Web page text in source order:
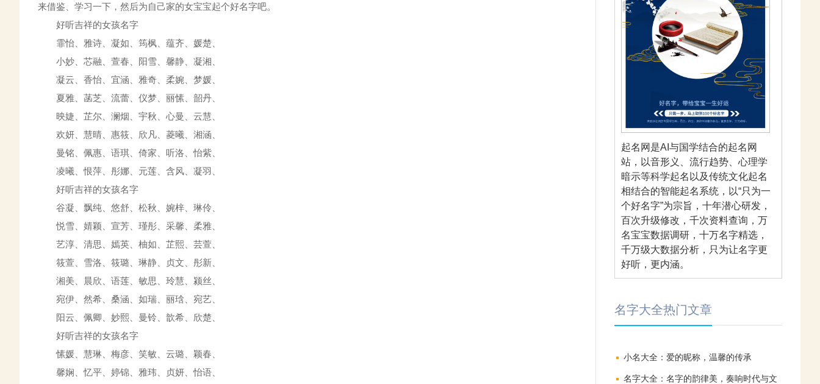
来借鉴、学习一下，然后为自己家的女宝宝起个好名字吧。
好听吉祥的女孩名字
霏怡、雅诗、凝如、筠枫、蕴齐、媛楚、
小妙、芯融、萱春、阳雪、馨静、凝湘、
凝云、香怡、宜涵、雅奇、柔婉、梦媛、
夏雅、菡芝、流蕾、仪梦、丽愫、韶丹、
映婕、芷尔、澜烟、宇秋、心曼、云慧、
欢妍、慧晴、惠筱、欣凡、菱曦、湘涵、
曼铭、佩惠、语琪、倚家、听洛、怡紫、
凌曦、恨萍、彤娜、元莲、含风、凝羽、
好听吉祥的女孩名字
谷凝、飘纯、悠舒、松秋、婉梓、琳伶、
悦雪、婧颖、宣芳、瑾彤、采馨、柔雅、
艺淳、清思、嫣英、柚如、芷熙、芸萱、
筱萱、雪洛、筱璐、琳静、贞文、彤新、
湘美、晨欣、语莲、敏思、玲慧、颍丝、
宛伊、然希、桑涵、如瑞、丽琀、宛艺、
阳云、佩卿、妙熙、曼铃、歆希、欣楚、
好听吉祥的女孩名字
愫媛、慧琳、梅彦、笑敏、云璐、颖春、
馨娴、忆平、婷锦、雅玮、贞妍、怡语、
起名网是AI与国学结合的起名网
站，以音形义、流行趋势、心理学
暗示等科学起名以及传统文化起名
相结合的智能起名系统，以“只为一
个好名字”为宗旨，十年潜心研发，
百次升级修改，千次资料查询，万
名宝宝数据调研，十万名字精选，
千万级大数据分析，只为让名字更
好听，更内涵。
名字大全热门文章
小名大全：爱的昵称，温馨的传承
名字大全：名字的韵律美，奏响时代与文